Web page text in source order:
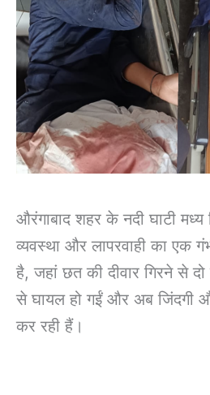
औरंगाबाद शहर के नदी घाटी मध्य
व्यवस्था और लापरवाही का एक
है, जहां छत की दीवार गिरने से
से घायल हो गईं और अब जिंदगी
कर रही हैं।